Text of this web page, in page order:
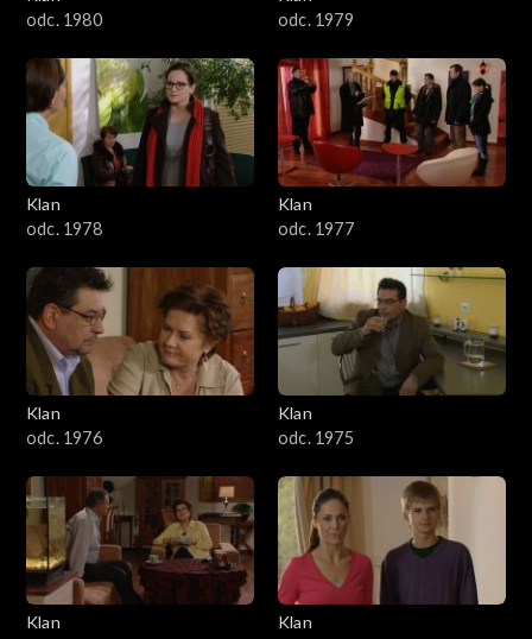
801–900
701–800
601–700
501–600
401–500
301–400
201–300
101–200
1–100
odc. 1980
odc. 1979
Klan
odc. 1978
Klan
odc. 1977
Klan
odc. 1976
Klan
odc. 1975
Klan
Klan